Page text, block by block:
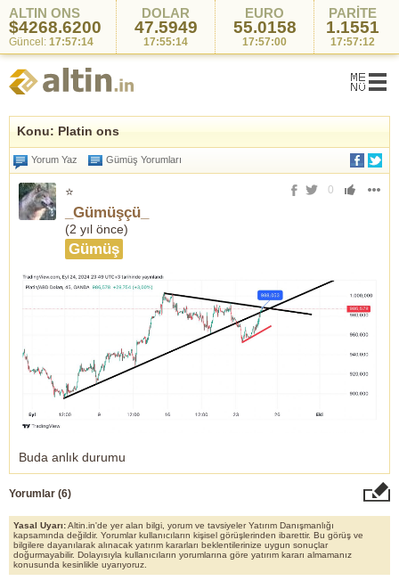
ALTIN ONS
$4268.6200
Güncel: 17:57:14
DOLAR
47.5949
17:55:14
EURO
55.0158
17:57:00
PARİTE
1.1551
17:57:12
Konu: Platin ons
Yorum Yaz Gümüş Yorumları
⭐
_Gümüşçü_
(2 yıl önce)
Gümüş
0
Buda anlık durumu
Yorumlar (6)
Yasal Uyarı:Altin.in'de yer alan bilgi, yorum ve tavsiyeler Yatırım Danışmanlığı
kapsamında değildir. Yorumlar kullanıcıların kişisel görüşlerinden ibarettir. Bu görüş ve
bilgilere dayanılarak alınacak yatırım kararları beklentilerinize uygun sonuçlar
doğurmayabilir. Dolayısıyla kullanıcıların yorumlarına göre yatırım kararı almamanız
konusunda kesinlikle uyarıyoruz.